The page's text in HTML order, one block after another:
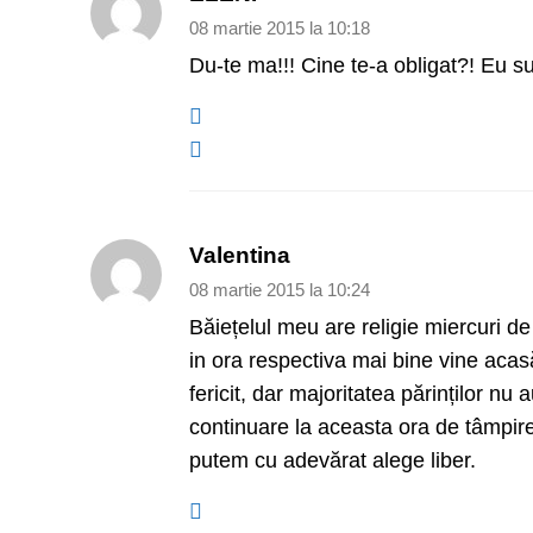
08 martie 2015 la 10:18
Du-te ma!!! Cine te-a obligat?! Eu
Valentina
08 martie 2015 la 10:24
Băiețelul meu are religie miercuri
in ora respectiva mai bine vine
fericit, dar majoritatea părinților nu
continuare la aceasta ora de
putem cu adevărat alege liber.